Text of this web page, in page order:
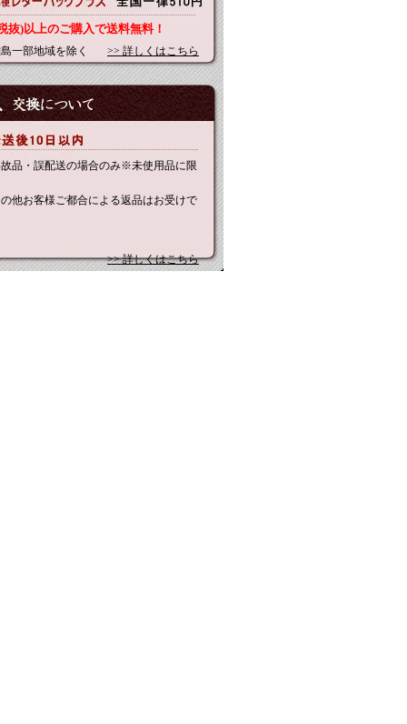
抜)以上のご購入で送料無料！
一部地域を除く >> 詳しくはこちら
品・誤配送の場合のみ※未使用品に限
他お客様ご都合による返品はお受けで
>> 詳しくはこちら